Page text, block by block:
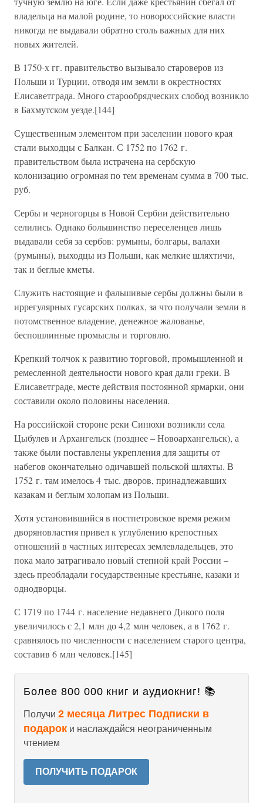
владельца на малой родине, то новороссийские власти
никогда не выдавали обратно столь важных для них
новых жителей.
В 1750-х гг. правительство вызывало староверов из
Польши и Турции, отводя им земли в окрестностях
Елисаветграда. Много старообрядческих слобод возникло
в Бахмутском уезде.[144]
Существенным элементом при заселении нового края
стали выходцы с Балкан. С 1752 по 1762 г.
правительством была истрачена на сербскую
колонизацию огромная по тем временам сумма в 700 тыс.
руб.
Сербы и черногорцы в Новой Сербии действительно
селились. Однако большинство переселенцев лишь
выдавали себя за сербов: румыны, болгары, валахи
(румыны), выходцы из Польши, как мелкие шляхтичи,
так и беглые кметы.
Служить настоящие и фальшивые сербы должны были в
иррегулярных гусарских полках, за что получали земли в
потомственное владение, денежное жалованье,
беспошлинные промыслы и торговлю.
Крепкий толчок к развитию торговой, промышленной и
ремесленной деятельности нового края дали греки. В
Елисаветграде, месте действия постоянной ярмарки, они
составили около половины населения.
На российской стороне реки Синюхи возникли села
Цыбулев и Архангельск (позднее – Новоархангельск), а
также были поставлены укрепления для защиты от
набегов окончательно одичавшей польской шляхты. В
1752 г. там имелось 4 тыс. дворов, принадлежавших
казакам и беглым холопам из Польши.
Хотя установившийся в постпетровское время режим
дворяновластия привел к углублению крепостных
отношений в частных интересах землевладельцев, это
пока мало затрагивало новый степной край России –
здесь преобладали государственные крестьяне, казаки и
однодворцы.
С 1719 по 1744 г. население недавнего Дикого поля
увеличилось с 2,1 млн до 4,2 млн человек, а в 1762 г.
сравнялось по численности с населением старого центра,
составив 6 млн человек.[145]
Более 800 000 книг и аудиокниг! 📚
Получи 2 месяца Литрес Подписки в
подарок и наслаждайся неограниченным
чтением
ПОЛУЧИТЬ ПОДАРОК